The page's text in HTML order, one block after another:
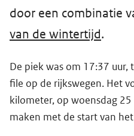
door een combinatie
van de wintertijd.
De piek was om 17:37
file op de rijkswegen. Het
kilometer, op woensdag
maken met de start van